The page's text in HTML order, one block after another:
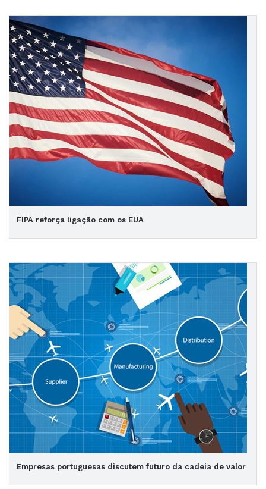
FIPA reforça ligação com os EUA
Empresas portuguesas discutem futuro da cadeia de valor